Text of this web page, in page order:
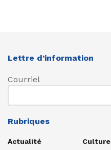
Lettre d’information
Courriel
Rubriques
Actualité
Culture